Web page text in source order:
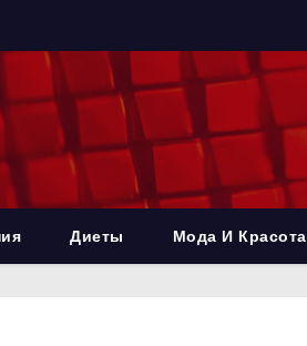
Диеты Мода И Красота